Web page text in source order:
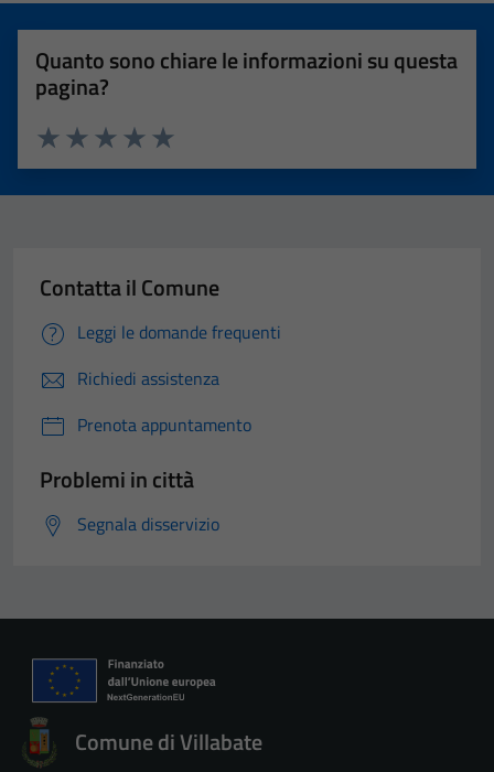
Quanto sono chiare le informazioni su questa
pagina?
Valuta 5 stelle su 5
Valuta 4 stelle su 5
Valuta 3 stelle su 5
Valuta 2 stelle su 5
Valuta 1 stelle su 5
Contatta il Comune
Leggi le domande frequenti
Richiedi assistenza
Prenota appuntamento
Problemi in città
Segnala disservizio
Comune di Villabate